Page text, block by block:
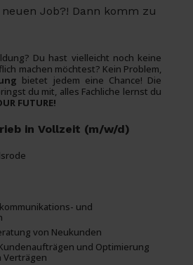
Job?! Dann komm zu
Du hast vielleicht noch keine
machen möchtest? Kein Problem,
bietet jedem eine Chance! Die
du mit, alles Fachliche lernst du
FUTURE!
in Vollzeit (m/w/d)
und
von Neukunden
und Optimierung